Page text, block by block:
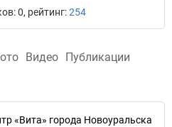
0, рейтинг:254
Видео Публикации
«Вита» города Новоуральска